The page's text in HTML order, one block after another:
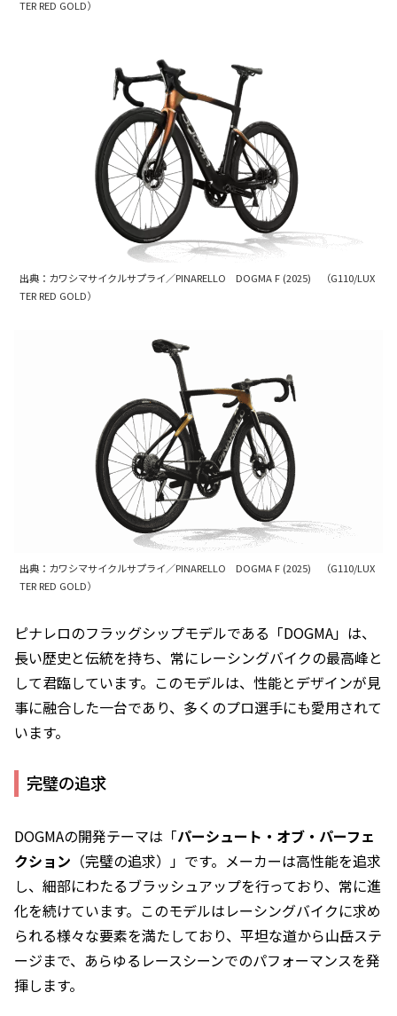
TER RED GOLD）
出典：カワシマサイクルサプライ／PINARELLO DOGMA F (2025) （G110/LUX
TER RED GOLD）
出典：カワシマサイクルサプライ／PINARELLO DOGMA F (2025) （G110/LUX
TER RED GOLD）
ピナレロのフラッグシップモデルである「DOGMA」は、
長い歴史と伝統を持ち、常にレーシングバイクの最高峰と
して君臨しています。このモデルは、性能とデザインが見
事に融合した一台であり、多くのプロ選手にも愛用されて
います。
完璧の追求
DOGMAの開発テーマは「パーシュート・オブ・パーフェ
クション （完璧の追求）」です。メーカーは高性能を追求
し、細部にわたるブラッシュアップを行っており、常に進
化を続けています。このモデルはレーシングバイクに求め
られる様々な要素を満たしており、平坦な道から山岳ステ
ージまで、あらゆるレースシーンでのパフォーマンスを発
揮します。